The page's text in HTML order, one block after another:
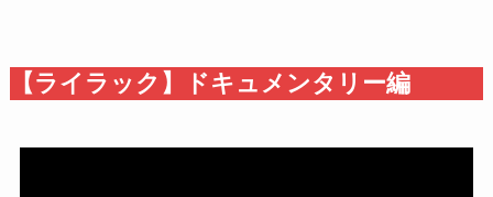
【ライラック】ドキュメンタリー編